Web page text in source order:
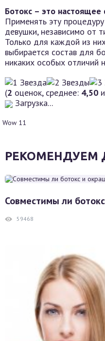
Ботокс – это настоящее
Применять эту
девушки, независимо от
Только для каждой из
выбирается состав для
никаких особых отличий
(2 оценок, среднее: 4,50
Загрузка...
Wow 11
РЕКОМЕНДУЕМ
Совместимы ли
59468